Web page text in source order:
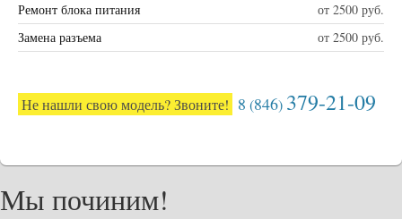
Ремонт блока питания
от 2500 руб.
Замена разъема
от 2500 руб.
Не нашли свою модель? Звоните! 8 (846) 379-21-09
Мы починим!